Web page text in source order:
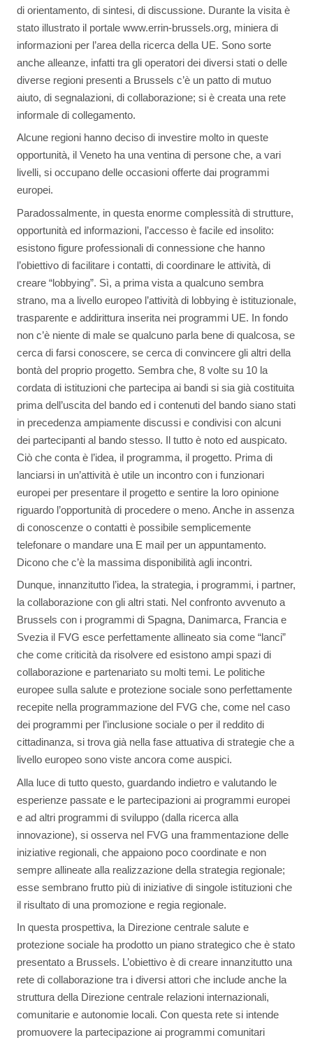
di orientamento, di sintesi, di discussione. Durante la visita è
stato illustrato il portale www.errin-brussels.org, miniera di
informazioni per l’area della ricerca della UE. Sono sorte
anche alleanze, infatti tra gli operatori dei diversi stati o delle
diverse regioni presenti a Brussels c’è un patto di mutuo
aiuto, di segnalazioni, di collaborazione; si è creata una rete
informale di collegamento.
Alcune regioni hanno deciso di investire molto in queste
opportunità, il Veneto ha una ventina di persone che, a vari
livelli, si occupano delle occasioni offerte dai programmi
europei.
Paradossalmente, in questa enorme complessità di strutture,
opportunità ed informazioni, l’accesso è facile ed insolito:
esistono figure professionali di connessione che hanno
l’obiettivo di facilitare i contatti, di coordinare le attività, di
creare “lobbying”. Sì, a prima vista a qualcuno sembra
strano, ma a livello europeo l’attività di lobbying è istituzionale,
trasparente e addirittura inserita nei programmi UE. In fondo
non c’è niente di male se qualcuno parla bene di qualcosa, se
cerca di farsi conoscere, se cerca di convincere gli altri della
bontà del proprio progetto. Sembra che, 8 volte su 10 la
cordata di istituzioni che partecipa ai bandi si sia già costituita
prima dell’uscita del bando ed i contenuti del bando siano stati
in precedenza ampiamente discussi e condivisi con alcuni
dei partecipanti al bando stesso. Il tutto è noto ed auspicato.
Ciò che conta è l’idea, il programma, il progetto. Prima di
lanciarsi in un’attività è utile un incontro con i funzionari
europei per presentare il progetto e sentire la loro opinione
riguardo l’opportunità di procedere o meno. Anche in assenza
di conoscenze o contatti è possibile semplicemente
telefonare o mandare una E mail per un appuntamento.
Dicono che c’è la massima disponibilità agli incontri.
Dunque, innanzitutto l’idea, la strategia, i programmi, i partner,
la collaborazione con gli altri stati. Nel confronto avvenuto a
Brussels con i programmi di Spagna, Danimarca, Francia e
Svezia il FVG esce perfettamente allineato sia come “lanci”
che come criticità da risolvere ed esistono ampi spazi di
collaborazione e partenariato su molti temi. Le politiche
europee sulla salute e protezione sociale sono perfettamente
recepite nella programmazione del FVG che, come nel caso
dei programmi per l’inclusione sociale o per il reddito di
cittadinanza, si trova già nella fase attuativa di strategie che a
livello europeo sono viste ancora come auspici.
Alla luce di tutto questo, guardando indietro e valutando le
esperienze passate e le partecipazioni ai programmi europei
e ad altri programmi di sviluppo (dalla ricerca alla
innovazione), si osserva nel FVG una frammentazione delle
iniziative regionali, che appaiono poco coordinate e non
sempre allineate alla realizzazione della strategia regionale;
esse sembrano frutto più di iniziative di singole istituzioni che
il risultato di una promozione e regia regionale.
In questa prospettiva, la Direzione centrale salute e
protezione sociale ha prodotto un piano strategico che è stato
presentato a Brussels. L’obiettivo è di creare innanzitutto una
rete di collaborazione tra i diversi attori che include anche la
struttura della Direzione centrale relazioni internazionali,
comunitarie e autonomie locali. Con questa rete si intende
promuovere la partecipazione ai programmi comunitari